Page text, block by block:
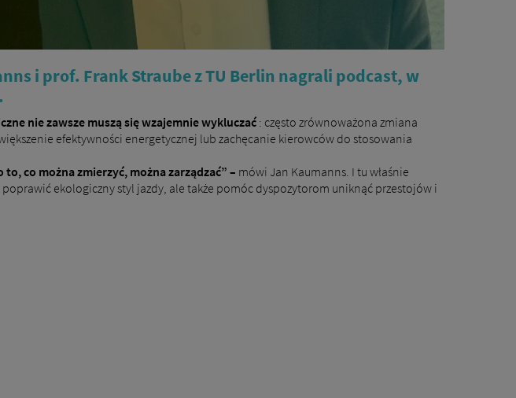
i prof. Frank Straube z TU Berlin nagrali podcast, w
nie zawsze muszą się wzajemnie wykluczać: często zrównoważona zmiana
efektywności energetycznej lub zachęcanie kierowców do stosowania
to, co można zmierzyć, można zarządzać” – mówi Jan Kaumanns. I tu właśnie
ekologiczny styl jazdy, ale także pomóc dyspozytorom uniknąć przestojów i